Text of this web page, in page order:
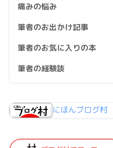
痛みの悩み
筆者のお出かけ記事
筆者のお気に入りの本
筆者の経験談
にほんブログ村